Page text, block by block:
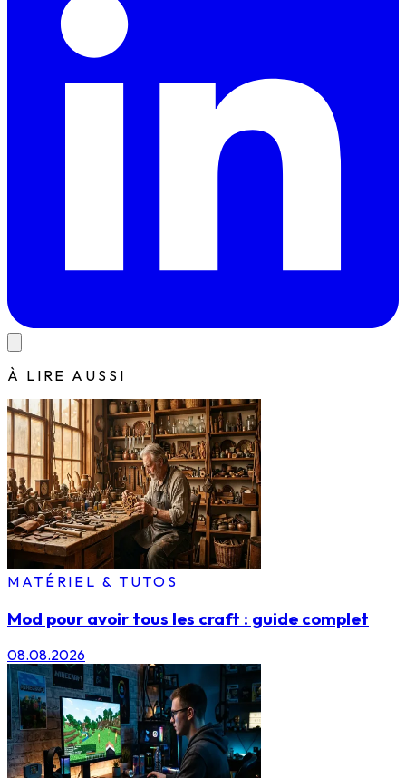
À LIRE AUSSI
MATÉRIEL & TUTOS
Mod pour avoir tous les craft : guide complet
08.08.2026